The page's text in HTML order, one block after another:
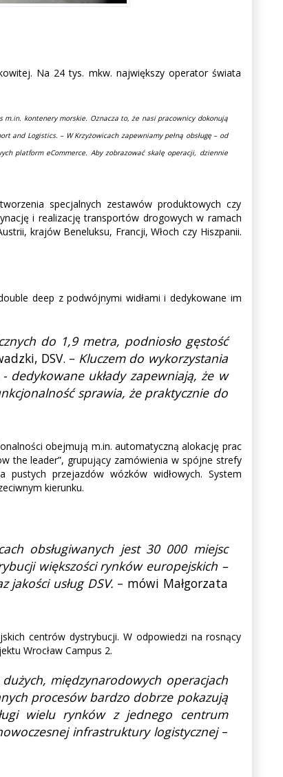
Na 24 tys. mkw. największy operator świata
m.in. kontenery morskie. Oznacza to, że nasi pracownicy dokonują
and Logistics. – W Krzyżowicach zapewniamy pełną obsługę – od
platform eCommerce. Aby zobrazować skalę operacji, dziennie
specjalnych zestawów produktowych czy
i realizację transportów drogowych w ramach
krajów Beneluksu, Francji, Włoch czy Hiszpanii.
deep z podwójnymi widłami i dedykowane im
do 1,9 metra, podniosło gęstość
DSV. – Kluczem do wykorzystania
dedykowane układy zapewniają, że w
sprawia, że praktycznie do
obejmują m.in. automatyczną alokację prac
the leader”, grupujący zamówienia w spójne strefy
pustych przejazdów wózków widłowych. System
kierunku.
obsługiwanych jest 30 000 miejsc
większości rynków europejskich –
usług DSV. – mówi Małgorzata
centrów dystrybucji. W odpowiedzi na rosnący
Wrocław Campus 2.
międzynarodowych operacjach
procesów bardzo dobrze pokazują
wielu rynków z jednego centrum
infrastruktury logistycznej–